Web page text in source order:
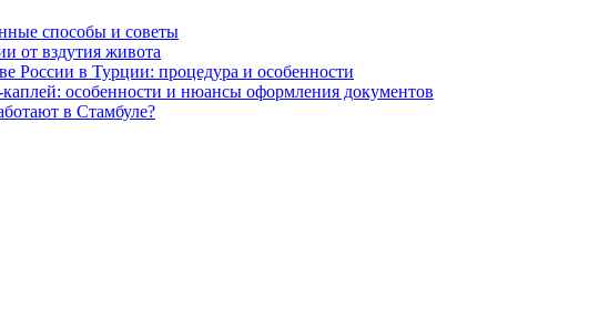
способы и советы
от вздутия живота
России в Турции: процедура и особенности
особенности и нюансы оформления документов
в Стамбуле?